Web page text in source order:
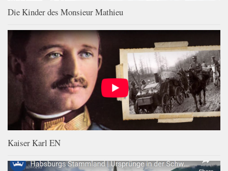
Die Kinder des Monsieur Mathieu
Kaiser Karl EN